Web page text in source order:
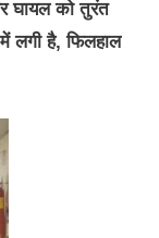
घायल को तुरंत
लगी है, फिलहाल